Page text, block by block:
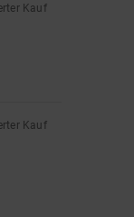
Kauf
Kauf